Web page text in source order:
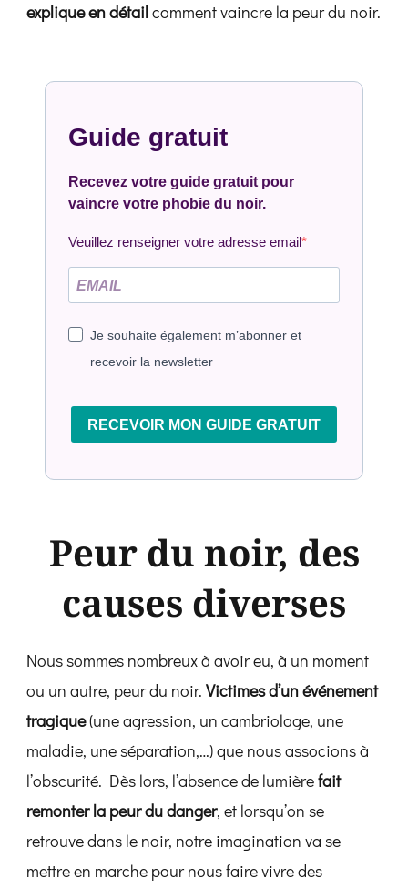
explique en détailcomment vaincre la peur du noir.
Guide gratuit
Recevez votre guide gratuit pour
vaincre votre phobie du noir.
Veuillez renseigner votre adresse email
Je souhaite également m’abonner et
recevoir la newsletter
RECEVOIR MON GUIDE GRATUIT
Peur du noir, des
causes diverses
Nous sommes nombreux à avoir eu, à un moment
ou un autre, peur du noir. Victimes d’un événement
tragique(une agression, un cambriolage, une
maladie, une séparation,…) que nous associons à
l’obscurité. Dès lors, l’absence de lumièrefait
remonter la peur du danger, et lorsqu’on se
retrouve dans le noir, notre imagination va se
mettre en marche pour nous faire vivre des